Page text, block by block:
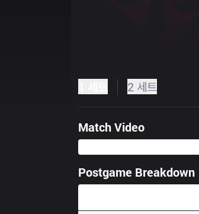
2 세트
Match Video
Postgame Breakdown